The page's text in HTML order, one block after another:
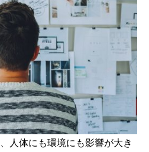
人体にも環境にも影響が大き